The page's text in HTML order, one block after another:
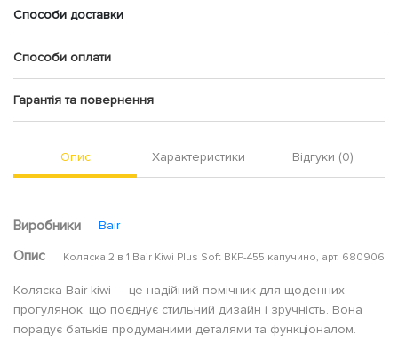
Способи доставки
Способи оплати
Гарантія та повернення
Опис Характеристики Відгуки (0)
Виробники Bair
Опис Коляска 2 в 1 Bair Kiwi Plus Soft BKP-455 капучино, арт. 680906
Коляска Bair kiwi — це надійний помічник для щоденних
прогулянок, що поєднує стильний дизайн і зручність. Вона
порадує батьків продуманими деталями та функціоналом.